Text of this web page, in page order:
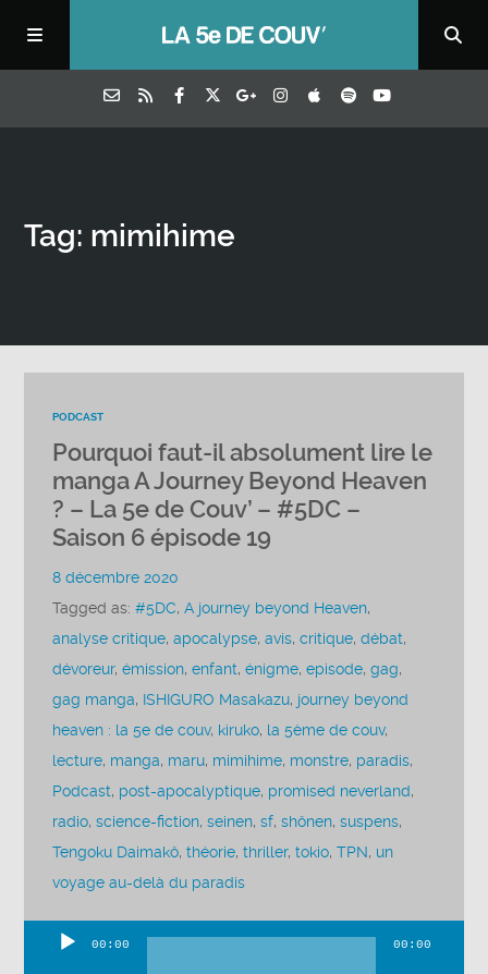
Tag: mimihime
PODCAST
Pourquoi faut-il absolument lire le
manga A Journey Beyond Heaven
? – La 5e de Couv’ – #5DC –
Saison 6 épisode 19
8 décembre 2020
Tagged as:#5DC,A journey beyond Heaven,
analyse critique,apocalypse,avis,critique,débat,
dévoreur,émission,enfant,énigme,episode,gag,
gag manga, ISHIGURO Masakazu, journey beyond
heaven : la 5e de couv, kiruko, la 5ème de couv,
lecture, manga, maru, mimihime, monstre, paradis,
Podcast, post-apocalyptique, promised neverland,
radio,science-fiction,seinen,sf,shônen,suspens,
Tengoku Daimakô,théorie,thriller,tokio,TPN, un
voyage au-delà du paradis
00:00 00:00